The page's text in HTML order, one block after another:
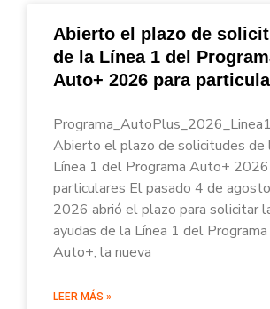
Abierto el plazo de
de la Línea 1 del
Auto+ 2026 para
Abierto el plazo de solicitudes de
Línea 1 del Programa Auto+ 2026
particulares El pasado 4 de
2026 abrió el plazo para solicitar
ayudas de la Línea 1 del Programa
Auto+, la nueva
LEER MÁS »